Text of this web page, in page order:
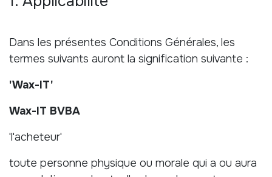
Dans les présentes Conditions Générales, les
termes suivants auront la signification suivante :
'Wax-IT'
Wax-IT BVBA
'l'acheteur'
toute personne physique ou morale qui a ou aura